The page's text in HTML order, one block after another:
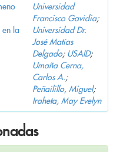
en la
Universidad
Francisco Gavidia;
Universidad Dr.
José Matías
Delgado; USAID;
Umaña Cerna,
Carlos A.;
Peñailillo, Miguel;
Iraheta, May Evelyn